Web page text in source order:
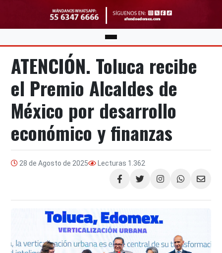
ATENCIÓN. Toluca recibe
el Premio Alcaldes de
México por desarrollo
económico y finanzas
28 de Agosto de 2025 Lecturas 1.362
Compartir